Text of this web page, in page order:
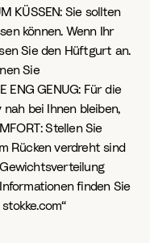
KÜSSEN: Sie sollten
können. Wenn Ihr
Sie den Hüftgurt an.
Sie
ENG GENUG: Für die
bei Ihnen bleiben,
Stellen Sie
Rücken verdreht sind
finden Sie